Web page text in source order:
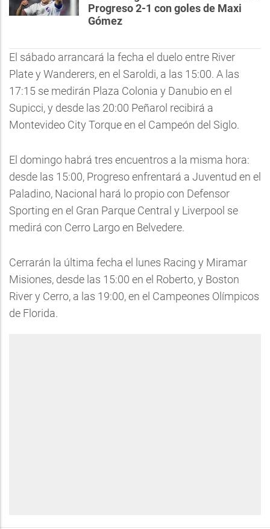
Progreso 2-1 con goles de Maxi
Gómez
El sábado arrancará la fecha el duelo entre River
Plate y Wanderers, en el Saroldi, a las 15:00. A las
17:15 se medirán Plaza Colonia y Danubio en el
Supicci, y desde las 20:00 Peñarol recibirá a
Montevideo City Torque en el Campeón del Siglo.
El domingo habrá tres encuentros a la misma hora:
desde las 15:00, Progreso enfrentará a Juventud en el
Paladino, Nacional hará lo propio con Defensor
Sporting en el Gran Parque Central y Liverpool se
medirá con Cerro Largo en Belvedere.
Cerrarán la última fecha el lunes Racing y Miramar
Misiones, desde las 15:00 en el Roberto, y Boston
River y Cerro, a las 19:00, en el Campeones Olímpicos
de Florida.